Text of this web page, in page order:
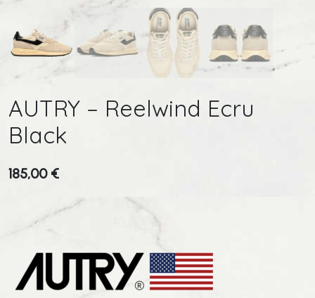
AUTRY – Reelwind Ecru
Black
185,00 €